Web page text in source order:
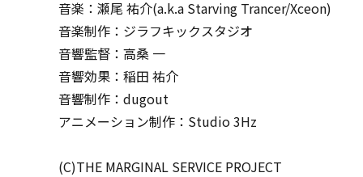
音楽：瀬尾 祐介(a.k.a Starving Trancer/Xceon)
音楽制作：ジラフキックスタジオ
音響監督：高桑 一
音響効果：稲田 祐介
音響制作：dugout
アニメーション制作：Studio 3Hz
(C)THE MARGINAL SERVICE PROJECT